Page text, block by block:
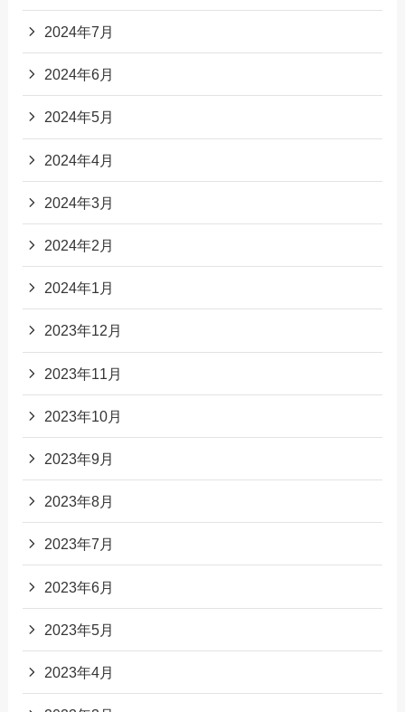
2024年7月
2024年6月
2024年5月
2024年4月
2024年3月
2024年2月
2024年1月
2023年12月
2023年11月
2023年10月
2023年9月
2023年8月
2023年7月
2023年6月
2023年5月
2023年4月